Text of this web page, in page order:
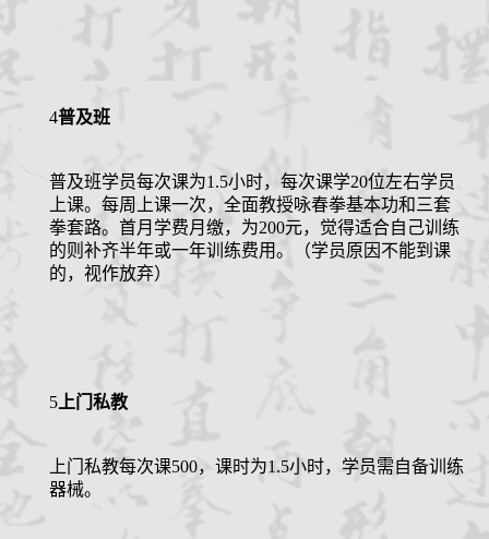
4普及班
普及班学员每次课为1.5小时，每次课学20位左右学员
上课。每周上课一次，全面教授咏春拳基本功和三套
拳套路。首月学费月缴，为200元，觉得适合自己训练
的则补齐半年或一年训练费用。（学员原因不能到课
的，视作放弃）
5 上门私教
上门私教每次课500，课时为1.5小时，学员需自备训练
器械。